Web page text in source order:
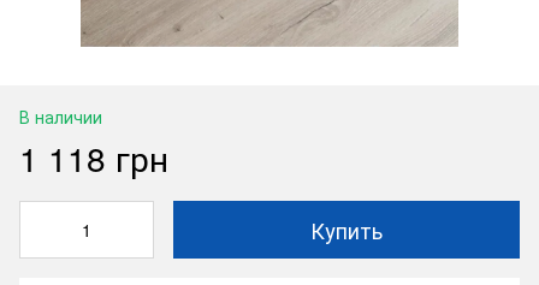
В наличии
1 118 грн
Купить